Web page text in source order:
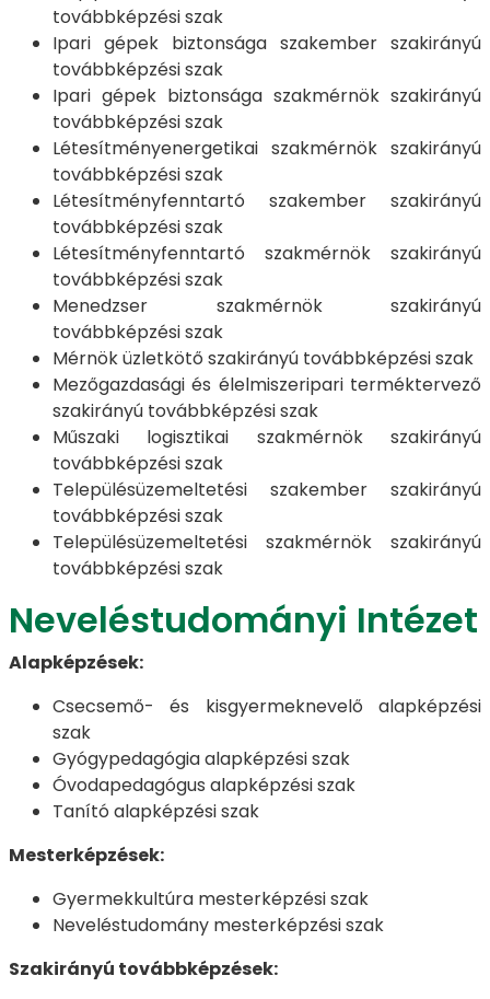
továbbképzési szak
Ipari gépek biztonsága szakember szakirányú
továbbképzési szak
Ipari gépek biztonsága szakmérnök szakirányú
továbbképzési szak
Létesítményenergetikai szakmérnök szakirányú
továbbképzési szak
Létesítményfenntartó szakember szakirányú
továbbképzési szak
Létesítményfenntartó szakmérnök szakirányú
továbbképzési szak
Menedzser szakmérnök szakirányú
továbbképzési szak
Mérnök üzletkötő szakirányú továbbképzési szak
Mezőgazdasági és élelmiszeripari terméktervező
szakirányú továbbképzési szak
Műszaki logisztikai szakmérnök szakirányú
továbbképzési szak
Településüzemeltetési szakember szakirányú
továbbképzési szak
Településüzemeltetési szakmérnök szakirányú
továbbképzési szak
Neveléstudományi Intézet
Alapképzések:
Csecsemő- és kisgyermeknevelő alapképzési
szak
Gyógypedagógia alapképzési szak
Óvodapedagógus alapképzési szak
Tanító alapképzési szak
Mesterképzések:
Gyermekkultúra mesterképzési szak
Neveléstudomány mesterképzési szak
Szakirányú továbbképzések: